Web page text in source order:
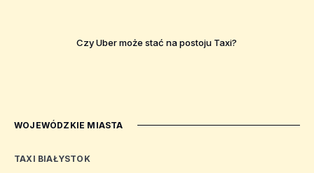
Czy Uber może stać na postoju Taxi?
WOJEWÓDZKIE MIASTA
TAXI BIAŁYSTOK